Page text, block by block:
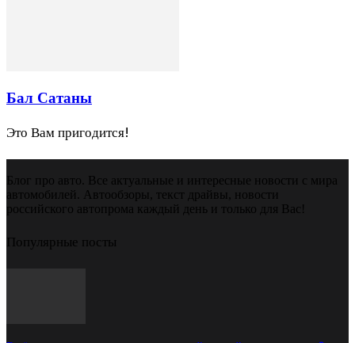
Бал Сатаны
Это Вам пригодится!
Блог про авто. Все актуальные и интересные новости с мира
автомобилей. Автообзоры, текст драйвы, новости
российского автопрома каждый день и только для Вас!
Популярные посты